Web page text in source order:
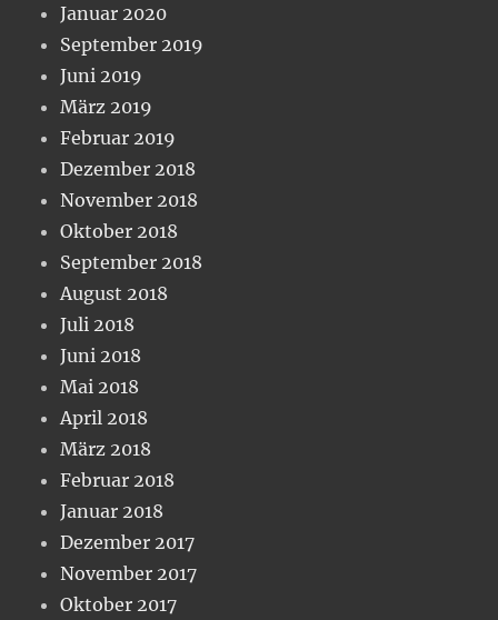
Januar 2020
September 2019
Juni 2019
März 2019
Februar 2019
Dezember 2018
November 2018
Oktober 2018
September 2018
August 2018
Juli 2018
Juni 2018
Mai 2018
April 2018
März 2018
Februar 2018
Januar 2018
Dezember 2017
November 2017
Oktober 2017